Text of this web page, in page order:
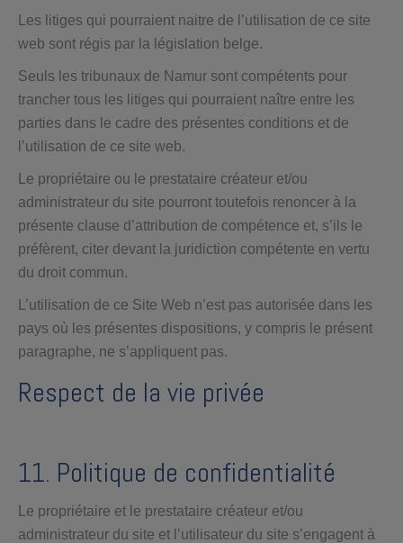
Les litiges qui pourraient naitre de l’utilisation de ce site
web sont régis par la législation belge.
Seuls les tribunaux de Namur sont compétents pour
trancher tous les litiges qui pourraient naître entre les
parties dans le cadre des présentes conditions et de
l’utilisation de ce site web.
Le propriétaire ou le prestataire créateur et/ou
administrateur du site pourront toutefois renoncer à la
présente clause d’attribution de compétence et, s’ils le
préfèrent, citer devant la juridiction compétente en vertu
du droit commun.
L’utilisation de ce Site Web n’est pas autorisée dans les
pays où les présentes dispositions, y compris le présent
paragraphe, ne s’appliquent pas.
Respect de la vie privée
11. Politique de confidentialité
Le propriétaire et le prestataire créateur et/ou
administrateur du site et l’utilisateur du site s’engagent à